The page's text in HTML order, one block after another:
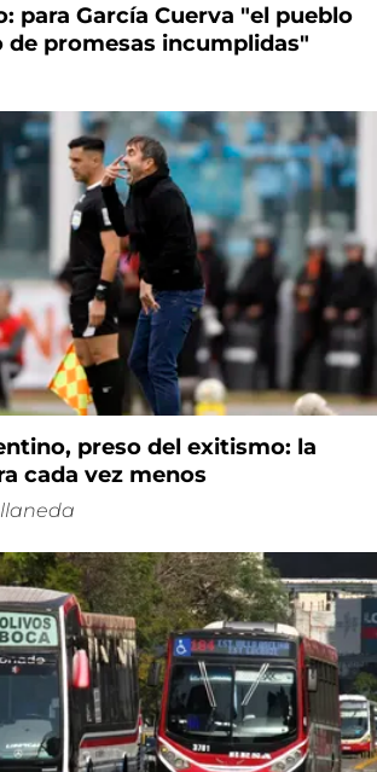
para García Cuerva "el pueblo
de promesas incumplidas"
preso del exitismo: la
cada vez menos